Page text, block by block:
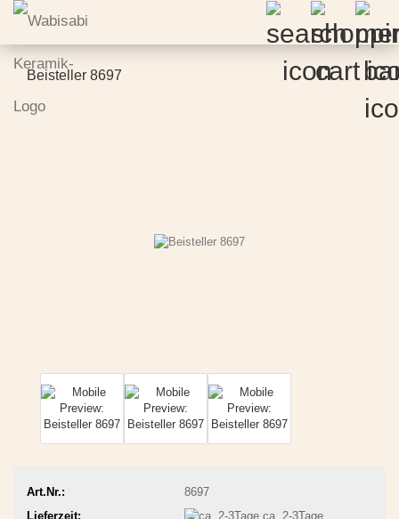
Beisteller 8697
Art.Nr.:
8697
Lieferzeit:
ca. 2-3Tage